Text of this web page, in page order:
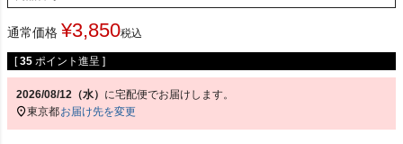
通常価格 ¥3,850税込
[ 35 ポイント進呈 ]
2026/08/12（水） に宅配便でお届けします。
東京都お届け先を変更